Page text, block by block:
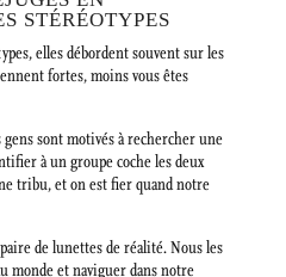
STÉRÉOTYPES
elles débordent souvent sur les
fortes, moins vous êtes
sont motivés à rechercher une
à un groupe coche les deux
tribu, et on est fier quand notre
de lunettes de réalité. Nous les
monde et naviguer dans notre